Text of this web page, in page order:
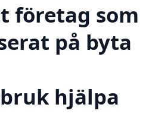
företag som
på byta
hjälpa